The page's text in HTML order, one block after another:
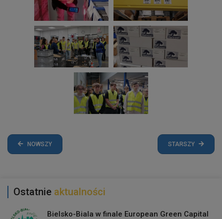
NOWSZY STARSZY
Ostatnie aktualności
Bielsko-Biala w finale European Green Capital